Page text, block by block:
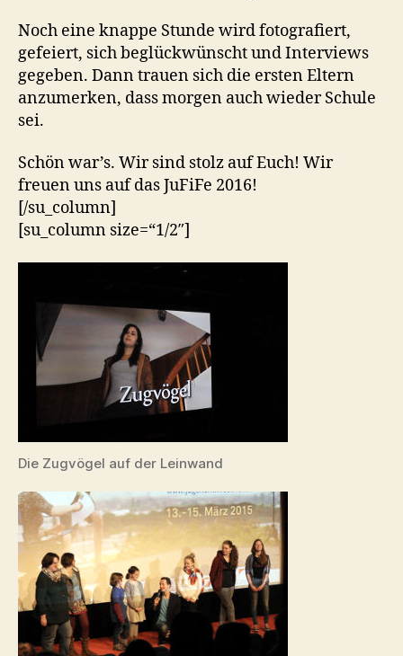
Noch eine knappe Stunde wird fotografiert,
gefeiert, sich beglückwünscht und Interviews
gegeben. Dann trauen sich die ersten Eltern
anzumerken, dass morgen auch wieder Schule
sei.
Schön war’s. Wir sind stolz auf Euch! Wir
freuen uns auf das JuFiFe 2016!
[/su_column]
[su_column size=“1/2″]
Die Zugvögel auf der Leinwand